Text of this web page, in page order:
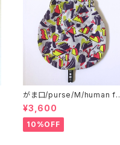
がま口/purse/M/human fe
rtilizer
¥3,600
10%OFF